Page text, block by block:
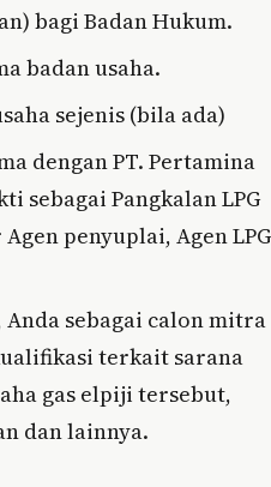
bagi Badan Hukum.
badan usaha.
sejenis (bila ada)
dengan PT. Pertamina
sebagai Pangkalan LPG
penyuplai, Agen LPG
sebagai calon mitra
terkait sarana
gas elpiji tersebut,
dan lainnya.